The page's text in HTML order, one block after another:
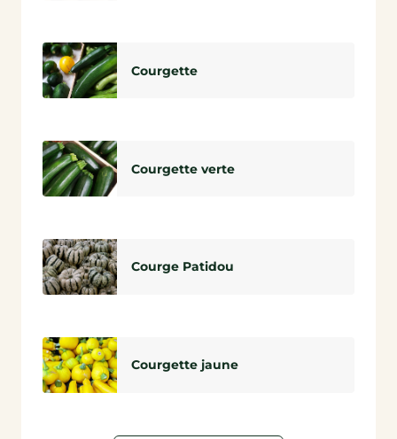
Courgette
Courgette verte
Courge Patidou
Courgette jaune